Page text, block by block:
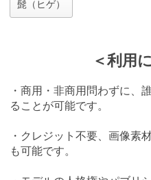
髭（ヒゲ）
＜利用
・商用・非商用問わずに、
ることが可能です。
・クレジット不要、画像素
も可能です。